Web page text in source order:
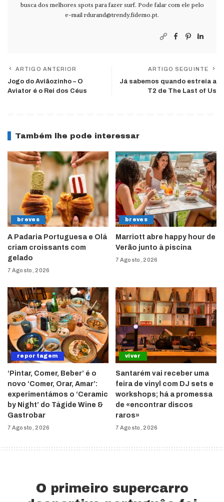
busca dos melhores spots para fazer surf. Pode falar com ele pelo
e-mail rdurand@trendy.fidemo.pt.
ARTIGO ANTERIOR
Jogo do Aviãozinho – O
Aviator é o Rei dos Céus
ARTIGO SEGUINTE
Já sabemos quando estreia a
T2 de The Last of Us
Também lhe pode interessar
breves
A Padaria Portuguesa e Olá
criam croissants com
gelado
7 Agosto, 2026
breves
Marriott abre happy hour de
Verão junto à piscina
7 Agosto, 2026
reportagem
‘Pintar, Comer, Beber’ é o
novo ‘Comer, Orar, Amar’:
experimentámos o ‘Ceramic
by Night’ do Tágide Wine &
Gastrobar
7 Agosto, 2026
viver
Santarém vai receber uma
feira de vinyl com DJ sets e
workshops; há a promessa
de «encontrar discos
raros»
7 Agosto, 2026
O primeiro supercarro